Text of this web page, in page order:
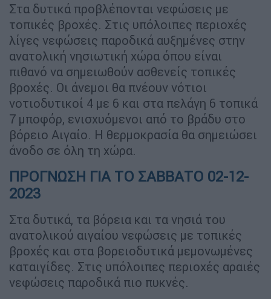
Στα δυτικά προβλέπονται νεφώσεις με
τοπικές βροχές. Στις υπόλοιπες περιοχές
λίγες νεφώσεις παροδικά αυξημένες στην
ανατολική νησιωτική χώρα όπου είναι
πιθανό να σημειωθούν ασθενείς τοπικές
βροχές. Οι άνεμοι θα πνέουν νότιοι
νοτιοδυτικοί 4 με 6 και στα πελάγη 6 τοπικά
7 μποφόρ, ενισχυόμενοι από το βράδυ στο
βόρειο Αιγαίο. Η θερμοκρασία θα σημειώσει
άνοδο σε όλη τη χώρα.
ΠΡΟΓΝΩΣΗ ΓΙΑ ΤΟ ΣΑΒΒΑΤΟ 02-12-
2023
Στα δυτικά, τα βόρεια και τα νησιά του
ανατολικού αιγαίου νεφώσεις με τοπικές
βροχές και στα βορειοδυτικά μεμονωμένες
καταιγίδες. Στις υπόλοιπες περιοχές αραιές
νεφώσεις παροδικά πιο πυκνές.